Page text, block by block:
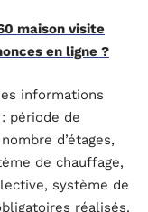
maison visite
en ligne ?
informations
période de
d’étages,
de chauffage,
système de
réalisés.